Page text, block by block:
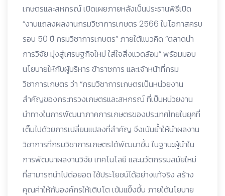
เกษตรและสหกรณ์ เปิดเผยภายหลังเป็นประธานพิธีเปิด
“งานแถลงผลงานกรมวิชาการเกษตร 2566 ในโอกาสครบ
รอบ 50 ปี กรมวิชาการเกษตร” ภายใต้แนวคิด “ตลาดนำ
การวิจัย มุ่งสู่เศรษฐกิจใหม่ ใส่ใจสิ่งแวดล้อม” พร้อมมอบ
นโยบายให้กับผู้บริหาร ข้าราชการ และเจ้าหน้าที่กรม
วิชาการเกษตร ว่า “กรมวิชาการเกษตรเป็นหน่วยงาน
สำคัญของกระทรวงเกษตรและสหกรณ์ ที่เป็นหน่วยงาน
นำทางในการพัฒนาภาคการเกษตรของประเทศไทยในยุคที่
เต็มไปด้วยการเปลี่ยนแปลงที่สำคัญ จึงเน้นย้ำให้นำผลงาน
วิชาการที่กรมวิชาการเกษตรได้พัฒนาขึ้น ในฐานะผู้นำใน
การพัฒนาผลงานวิจัย เทคโนโลยี และนวัตกรรมสมัยใหม่
ที่สามารถนำไปต่อยอด ใช้ประโยชน์ได้อย่างแท้จริง สร้าง
คุณค่าให้กับองค์กรให้เติบโต เข้มแข็งขึ้น ภายใต้นโยบาย